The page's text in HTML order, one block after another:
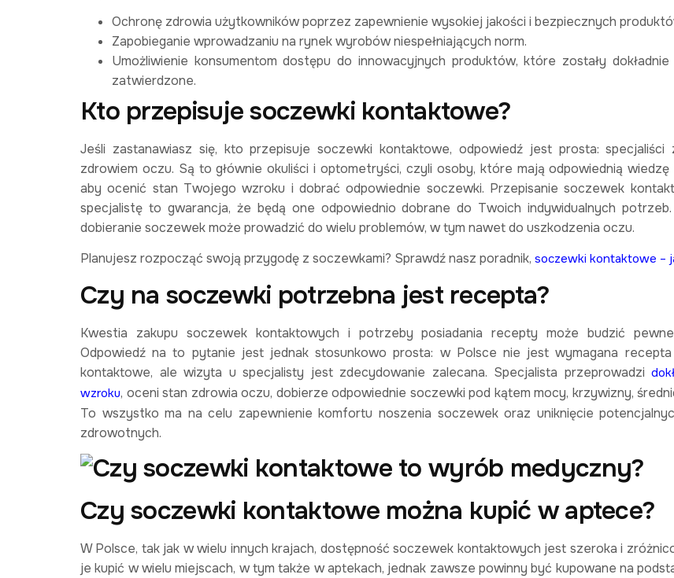
Ochronę zdrowia użytkowników poprzez zapewnienie wysokiej jakości i bezpiecznych
Zapobieganie wprowadzaniu na rynek wyrobów niespełniających norm.
Umożliwienie konsumentom dostępu do innowacyjnych produktów, które zostały
zatwierdzone.
Kto przepisuje soczewki kontaktowe?
Jeśli zastanawiasz się, kto przepisuje soczewki kontaktowe, odpowiedź jest prosta: specjaliści
zdrowiem oczu. Są to głównie okuliści i optometryści, czyli osoby, które mają odpowiednią wiedzę
aby ocenić stan Twojego wzroku i dobrać odpowiednie soczewki. Przepisanie soczewek
specjalistę to gwarancja, że będą one odpowiednio dobrane do Twoich indywidualnych potrzeb.
dobieranie soczewek może prowadzić do wielu problemów, w tym nawet do uszkodzenia oczu.
Planujesz rozpocząć swoją przygodę z soczewkami? Sprawdź nasz poradnik, soczewki kontaktowe –
Czy na soczewki potrzebna jest recepta?
Kwestia zakupu soczewek kontaktowych i potrzeby posiadania recepty może budzić
Odpowiedź na to pytanie jest jednak stosunkowo prosta: w Polsce nie jest wymagana
kontaktowe, ale wizyta u specjalisty jest zdecydowanie zalecana. Specjalista przeprowadzi
wzroku, oceni stan zdrowia oczu, dobierze odpowiednie soczewki pod kątem mocy, krzywizny,
To wszystko ma na celu zapewnienie komfortu noszenia soczewek oraz uniknięcie
zdrowotnych.
Czy soczewki kontaktowe można kupić w aptece?
W Polsce, tak jak w wielu innych krajach, dostępność soczewek kontaktowych jest szeroka i
je kupić w wielu miejscach, w tym także w aptekach, jednak zawsze powinny być kupowane na